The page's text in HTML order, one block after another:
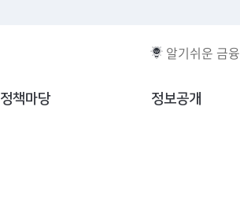
알기쉬운 금융
정책마당 정보공개